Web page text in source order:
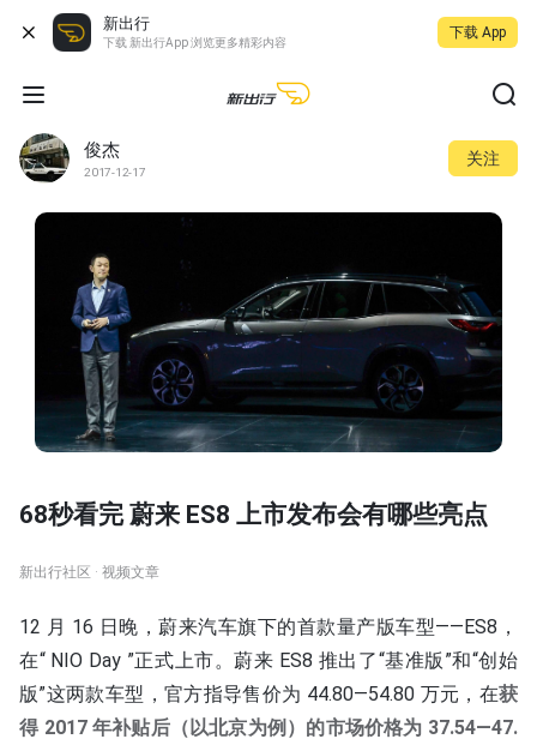
新出行
下载 新出行App 浏览更多精彩内容
下载 App
俊杰
2017-12-17
关注
68秒看完 蔚来 ES8 上市发布会有哪些亮点
新出行社区 · 视频文章
12 月 16 日晚，蔚来汽车旗下的首款量产版车型——ES8，
在“ NIO Day ”正式上市。蔚来 ES8 推出了“基准版”和“创始
版”这两款车型，官方指导售价为 44.80—54.80 万元，在获
得 2017 年补贴后（以北京为例）的市场价格为 37.54—47.